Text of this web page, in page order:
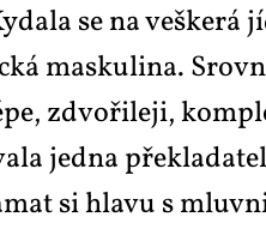
se na
mas­ku­li­na.
zdvo­ři­le­ji,
jed­na
si hla­vu s